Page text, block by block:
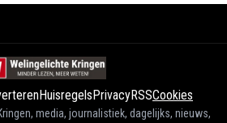
HuisregelsPrivacyRSSCookies
media, journalistiek, dagelijks, nieuws,